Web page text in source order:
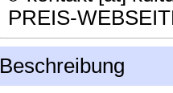
PREIS-
Beschreibung